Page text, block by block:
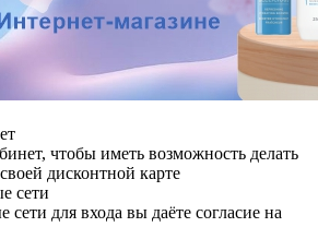
чтобы иметь возможность делать
дисконтной карте
сети
сети для входа вы даёте согласие на